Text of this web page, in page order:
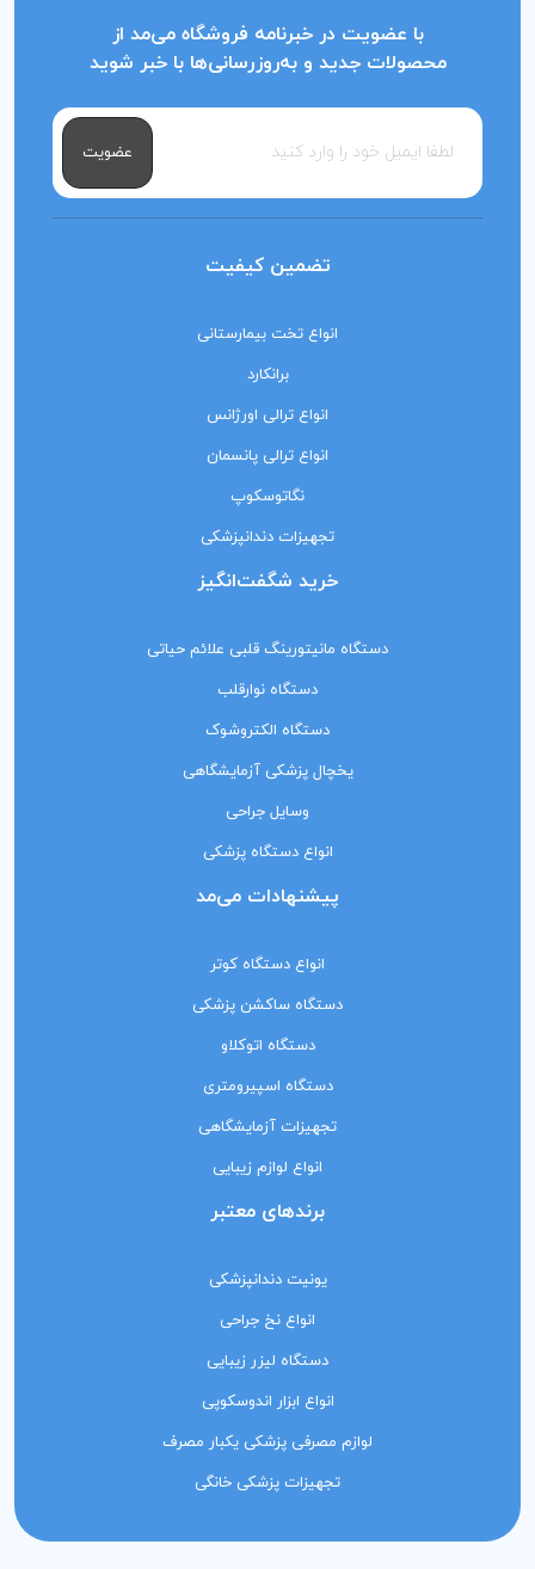
با عضویت در خبرنامه فروشگاه می‌مد از
محصولات جدید و به‌روزرسانی‌ها با خبر شوید
عضویت
تضمین کیفیت
انواع تخت بیمارستانی
برانکارد
انواع ترالی اورژانس
انواع ترالی پانسمان
نگاتوسکوپ
تجهیزات دندانپزشکی
خرید شگفت‌انگیز
دستگاه مانیتورینگ‌ قلبی علائم حیاتی
دستگاه نوارقلب
دستگاه الکتروشوک
یخچال پزشکی آزمایشگاهی
وسایل جراحی
انواع دستگاه پزشکی
پیشنهادات می‌مد
انواع دستگاه کوتر
دستگاه ساکشن پزشکی
دستگاه اتوکلاو
دستگاه اسپیرومتری
تجهیزات آزمایشگاهی
انواع لوازم زیبایی
برندهای معتبر
یونیت دندانپزشکی
انواع نخ جراحی
دستگاه لیزر زیبایی
انواع ابزار اندوسکوپی
لوازم مصرفی پزشکی یکبار مصرف
تجهیزات پزشکی خانگی